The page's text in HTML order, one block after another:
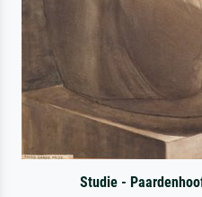
Studie -